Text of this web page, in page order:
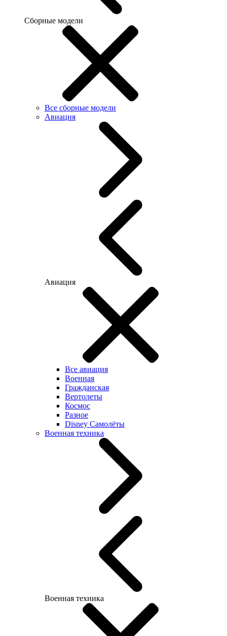
Сборные модели
Все сборные модели
Авиация
Авиация
Все авиация
Военная
Гражданская
Вертолеты
Космос
Разное
Disney Самолёты
Военная техника
Военная техника